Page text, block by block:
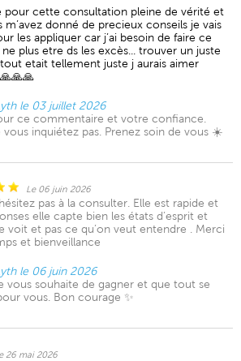
pour cette consultation pleine de vérité et
donné de precieux conseils je vais
les appliquer car j’ai besoin de faire ce
plus etre ds les excès... trouver un juste
etait tellement juste j aurais aimer
le 03 juillet 2026
ce commentaire et votre confiance.
vous inquiétez pas. Prenez soin de vous ☀️
Le 06 juin 2026
pas à la consulter. Elle est rapide et
elle capte bien les états d’esprit et
voit et pas ce qu’on veut entendre . Merci
et bienveillance
le 06 juin 2026
vous souhaite de gagner et que tout se
vous. Bon courage ✨
26 mai 2026